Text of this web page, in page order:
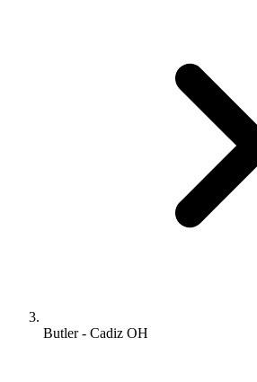
Butler - Cadiz OH